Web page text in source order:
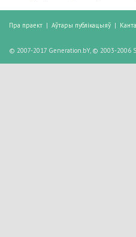
Пра праект | Аўтары публікацыяў |
© 2007-2017 Generation.bY, © 2003-2006